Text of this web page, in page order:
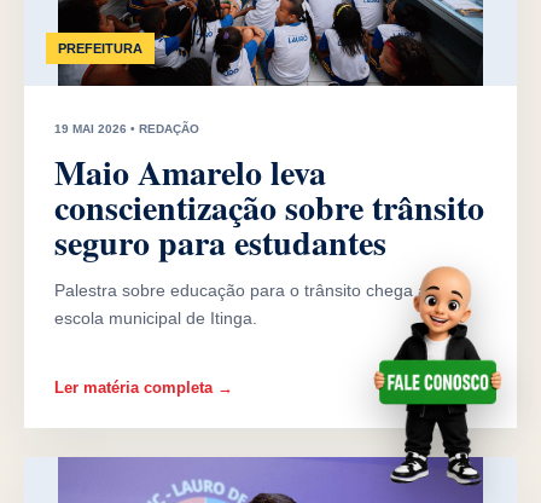
PREFEITURA
19 MAI 2026 • REDAÇÃO
Maio Amarelo leva
conscientização sobre trânsito
seguro para estudantes
Palestra sobre educação para o trânsito chega a uma
escola municipal de Itinga.
Ler matéria completa →